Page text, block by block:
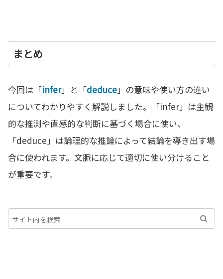
まとめ
今回は「infer」と「deduce」の意味や使い方の違い
についてわかりやすく解説しました。「infer」は主観
的な推測や直感的な判断に基づく場合に使い、
「deduce」は論理的な推論によって結論を導き出す場
合に使われます。文脈に応じて適切に使い分けること
が重要です。